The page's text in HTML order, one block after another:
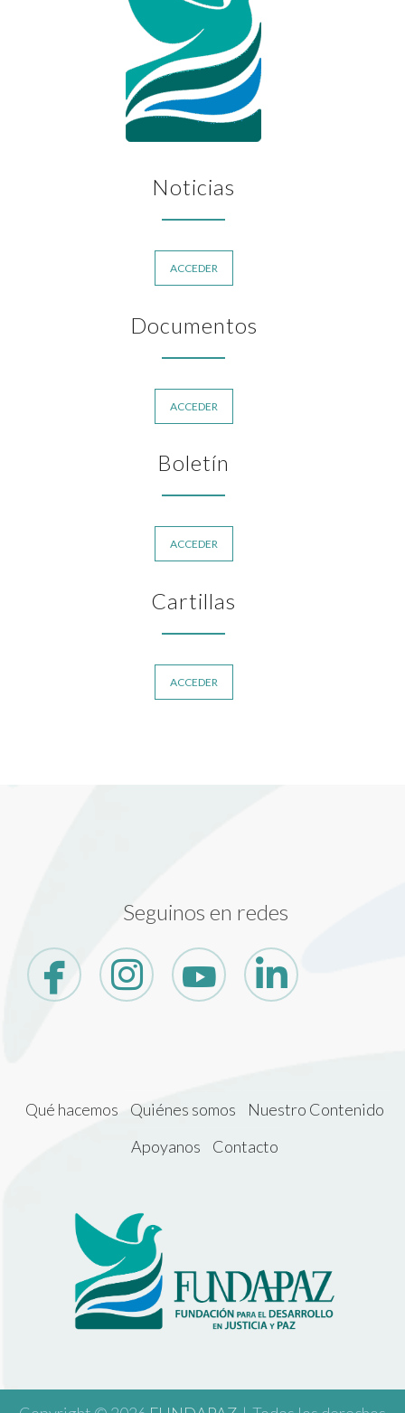
Noticias
ACCEDER
Documentos
ACCEDER
Boletín
ACCEDER
Cartillas
ACCEDER
Seguinos en redes
Qué hacemos Quiénes somos
Nuestro Contenido
Apoyanos
Contacto